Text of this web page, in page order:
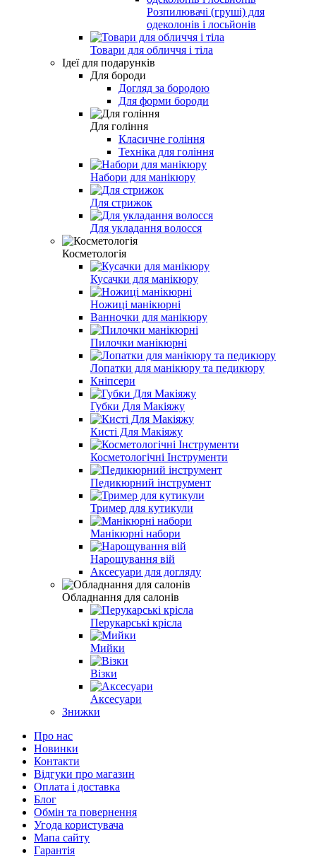
Розпилювачі (груші) для
одеколонів і лосьйонів
Товари для обличчя і тіла
Ідеї для подарунків
Для бороди
Догляд за бородою
Для форми бороди
Для гоління
Класичне гоління
Техніка для гоління
Набори для манікюру
Для стрижок
Для укладання волосся
Косметологія
Кусачки для манікюру
Ножиці манікюрні
Ванночки для манікюру
Пилочки манікюрні
Лопатки для манікюру та педикюру
Кніпсери
Губки Для Макіяжу
Кисті Для Макіяжу
Косметологічні Інструменти
Педикюрний інструмент
Тример для кутикули
Манікюрні набори
Нарощування вій
Аксесуари для догляду
Обладнання для салонів
Перукарські крісла
Мийки
Візки
Аксесуари
Знижки
Про нас
Новинки
Контакти
Відгуки про магазин
Оплата і доставка
Блог
Обмін та повернення
Угода користувача
Мапа сайту
Гарантія